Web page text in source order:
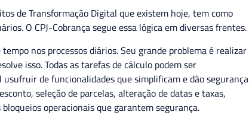
de Transformação Digital que existem hoje, tem como
O CPJ-Cobrança segue essa lógica em diversas frentes.
nos processos diários. Seu grande problema é realizar
isso. Todas as tarefas de cálculo podem ser
de funcionalidades que simplificam e dão segurança
seleção de parcelas, alteração de datas e taxas,
operacionais que garantem segurança.